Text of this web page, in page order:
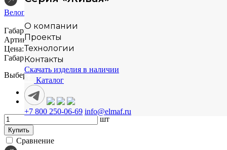
О компании
Проекты
Технологии
Контакты
Скачать изделия в наличии
Каталог
+7 800 250-06-69 info@elmaf.ru
Велопарковка ELMAF Elm.01.00
Габариты (ДШВ) 930х200х935 мм
Артикул: Elm.01.00
Цена: по запросу
Габариты (ДШВ)
Выберите способ монтажа
на бетонную плиту
в грунт
шт
Купить
Сравнение